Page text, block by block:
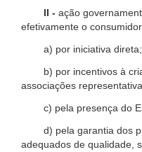
II - ação
efetivamente o
a) por iniciativa direta;
b) por incentivos à
associações
c) pela presença do
d) pela garantia dos
adequados de qualidade,